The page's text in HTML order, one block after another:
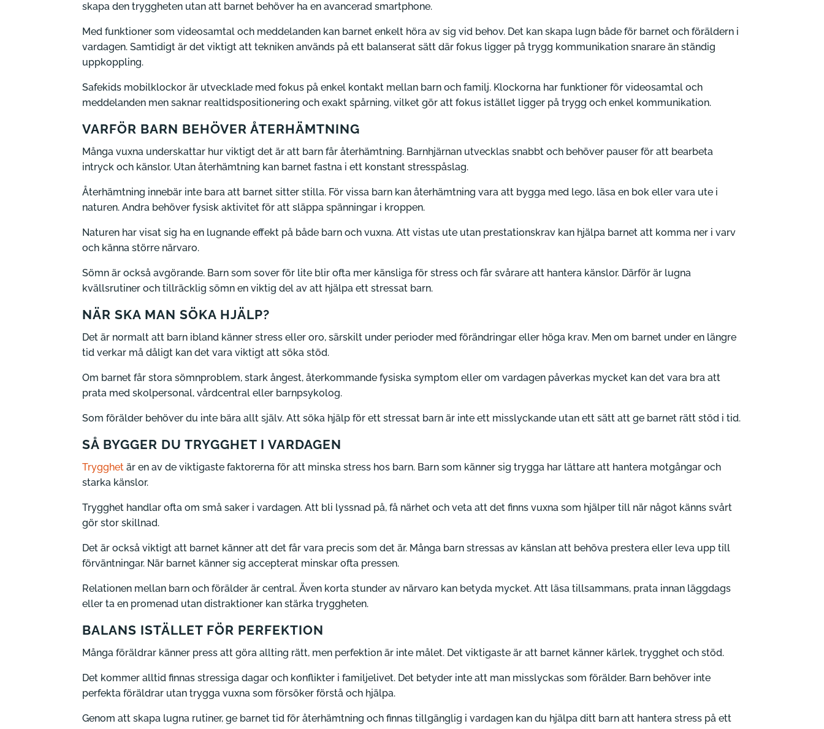
skapa den tryggheten utan att barnet behöver ha en avancerad smartphone.
Med funktioner som videosamtal och meddelanden kan barnet enkelt höra av sig vid behov. Det kan skapa lugn både för barnet och föräldern i
vardagen. Samtidigt är det viktigt att tekniken används på ett balanserat sätt där fokus ligger på trygg kommunikation snarare än ständig
uppkoppling.
Safekids mobilklockor är utvecklade med fokus på enkel kontakt mellan barn och familj. Klockorna har funktioner för videosamtal och
meddelanden men saknar realtidspositionering och exakt spårning, vilket gör att fokus istället ligger på trygg och enkel kommunikation.
VARFÖR BARN BEHÖVER ÅTERHÄMTNING
Många vuxna underskattar hur viktigt det är att barn får återhämtning. Barnhjärnan utvecklas snabbt och behöver pauser för att bearbeta
intryck och känslor. Utan återhämtning kan barnet fastna i ett konstant stresspåslag.
Återhämtning innebär inte bara att barnet sitter stilla. För vissa barn kan återhämtning vara att bygga med lego, läsa en bok eller vara ute i
naturen. Andra behöver fysisk aktivitet för att släppa spänningar i kroppen.
Naturen har visat sig ha en lugnande effekt på både barn och vuxna. Att vistas ute utan prestationskrav kan hjälpa barnet att komma ner i varv
och känna större närvaro.
Sömn är också avgörande. Barn som sover för lite blir ofta mer känsliga för stress och får svårare att hantera känslor. Därför är lugna
kvällsrutiner och tillräcklig sömn en viktig del av att hjälpa ett stressat barn.
NÄR SKA MAN SÖKA HJÄLP?
Det är normalt att barn ibland känner stress eller oro, särskilt under perioder med förändringar eller höga krav. Men om barnet under en längre
tid verkar må dåligt kan det vara viktigt att söka stöd.
Om barnet får stora sömnproblem, stark ångest, återkommande fysiska symptom eller om vardagen påverkas mycket kan det vara bra att
prata med skolpersonal, vårdcentral eller barnpsykolog.
Som förälder behöver du inte bära allt själv. Att söka hjälp för ett stressat barn är inte ett misslyckande utan ett sätt att ge barnet rätt stöd i tid.
SÅ BYGGER DU TRYGGHET I VARDAGEN
Trygghet är en av de viktigaste faktorerna för att minska stress hos barn. Barn som känner sig trygga har lättare att hantera motgångar och
starka känslor.
Trygghet handlar ofta om små saker i vardagen. Att bli lyssnad på, få närhet och veta att det finns vuxna som hjälper till när något känns svårt
gör stor skillnad.
Det är också viktigt att barnet känner att det får vara precis som det är. Många barn stressas av känslan att behöva prestera eller leva upp till
förväntningar. När barnet känner sig accepterat minskar ofta pressen.
Relationen mellan barn och förälder är central. Även korta stunder av närvaro kan betyda mycket. Att läsa tillsammans, prata innan läggdags
eller ta en promenad utan distraktioner kan stärka tryggheten.
BALANS ISTÄLLET FÖR PERFEKTION
Många föräldrar känner press att göra allting rätt, men perfektion är inte målet. Det viktigaste är att barnet känner kärlek, trygghet och stöd.
Det kommer alltid finnas stressiga dagar och konflikter i familjelivet. Det betyder inte att man misslyckas som förälder. Barn behöver inte
perfekta föräldrar utan trygga vuxna som försöker förstå och hjälpa.
Genom att skapa lugna rutiner, ge barnet tid för återhämtning och finnas tillgänglig i vardagen kan du hjälpa ditt barn att hantera stress på ett